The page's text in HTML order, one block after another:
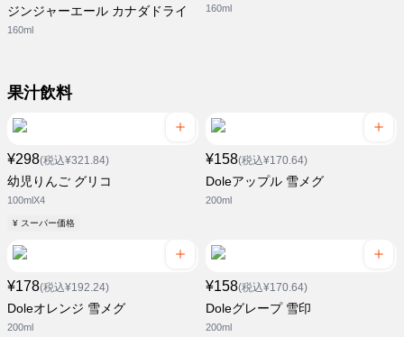
ジンジャーエール カナダドライ
160ml
160ml
果汁飲料
¥298(税込¥321.84)
幼児りんご グリコ
100mlX4
¥ スーパー価格
¥158(税込¥170.64)
Doleアップル 雪メグ
200ml
¥178(税込¥192.24)
Doleオレンジ 雪メグ
200ml
¥158(税込¥170.64)
Doleグレープ 雪印
200ml